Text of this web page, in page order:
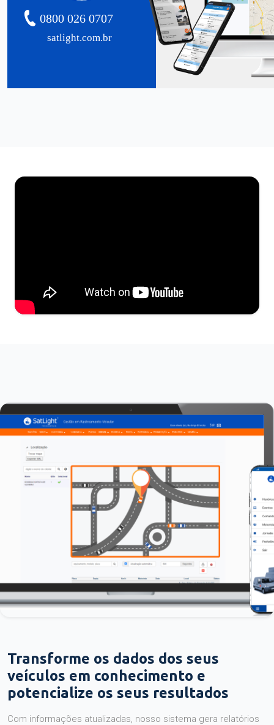
satlight.com.br
0800 026 0707
Transforme os dados dos seus
veículos em conhecimento e
potencialize os seus resultados
Com informações atualizadas, nosso sistema gera relatórios